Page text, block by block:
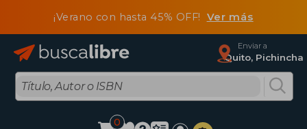
¡Verano con hasta 45% OFF! Ver más
Enviar a
Quito, Pichincha
0